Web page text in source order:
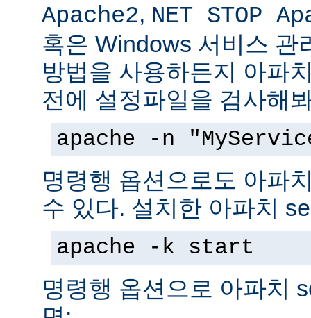
Apache2, NET STOP
혹은 Windows 서비스 관
방법을 사용하든지 아파
전에 설정파일을 검사해
apache -n
명령행 옵션으로도 아파
수 있다. 설치한 아파치
apache -k start
명령행 옵션으로 아파치